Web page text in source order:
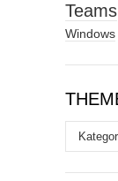
Teams
Windows
Themen